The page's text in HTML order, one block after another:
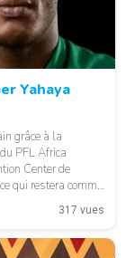
Yahaya
grâce à la
PFL Africa
Center de
qui restera comme
du PFL […]317 vues